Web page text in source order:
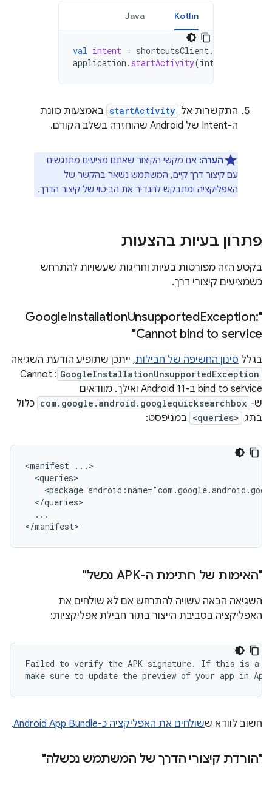
Kotlin
Java
val intent = shortcutsClient.
application . startActivity(intent
התקשרות אל startActivity באמצעות כוונת
ה-Intent של Android שהוחזרה בשלב הקודם.
הערה: אם מקשי הקיצור שאתם מציעים מתנגשים
עם קיצור דרך קיים, המשתמש נשאר בהקשר של
האפליקציה ומתבקש להגדיר את הביטוי של קיצור הדרך.
פתרון בעיות בהצעות
בקטע הזה מפורטות בעיות וחריגות שעשויות להתרחש
כשמציעים קיצורי דרך.
"Google
InstallationUnsupportedException:
Cannot bind to service"
בגלל סינון החשיפה של חבילות, ייתכן שתופיע הודעת השגיאה
GoogleInstallationUnsupportedException
: Cannot
bind to service ב-Android 11 ואילך. מוודאים
ש- com.google.android.googlequicksearchbox כלול
בתג <queries> במניפסט:
<manifest
<package
...
"האימות של חתימת ה-APK נכשל"
השגיאה הבאה עשויה להתרחש אם לא שולחים את
האפליקציה בסביבת הייצור בתור חבילת אפליקציות:
Failed to verify the APK signature. If this is a
חשוב לוודא ששולחים את האפליקציה כ-Android App Bundle .
"הורדת קיצורי הדרך של המשתמש נכשלה"